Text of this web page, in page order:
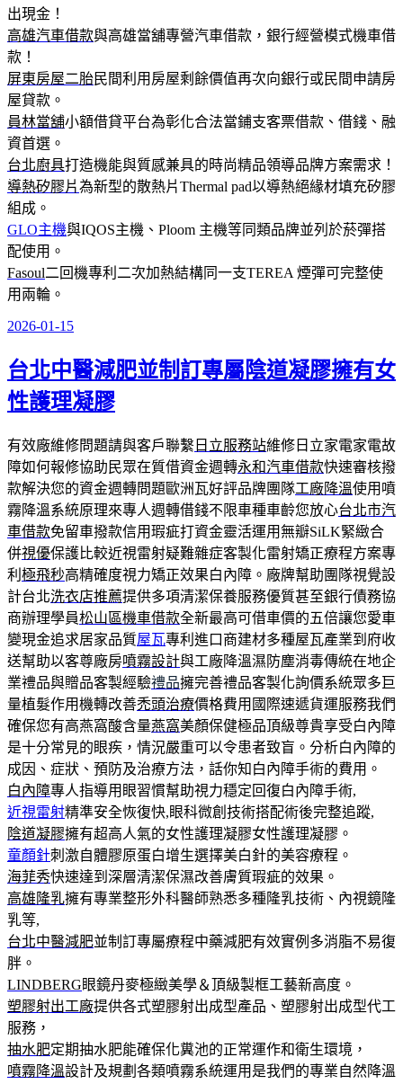
出現金！
高雄汽車借款與高雄當舖專營汽車借款，銀行經營模式機車借
款！
屏東房屋二胎民間利用房屋剩餘價值再次向銀行或民間申請房
屋貸款。
員林當舖小額借貸平台為彰化合法當鋪支客票借款、借錢、融
資首選。
台北廚具打造機能與質感兼具的時尚精品領導品牌方案需求！
導熱矽膠片為新型的散熱片Thermal pad以導熱絕緣材填充矽膠
組成。
GLO主機與IQOS主機、Ploom 主機等同類品牌並列於菸彈搭
配使用。
Fasoul二回機專利二次加熱結構同一支TEREA 煙彈可完整使
用兩輪。
發
於
2026-01-15
台北中醫減肥並制訂專屬陰道凝膠擁有女
性護理凝膠
有效廠維修問題請與客戶聯繫 日立服務站維修日立家電家電故
障如何報修協助民眾在質借資金週轉永和汽車借款快速審核撥
款解決您的資金週轉問題歐洲瓦好評品牌團隊工廠降溫使用噴
霧降溫系統原理來專人週轉借錢不限車種車齡您放心台北市汽
車借款免留車撥款信用瑕疵打資金靈活運用無瓣SiLK緊緻合
併視優保護比較近視雷射疑難雜症客製化雷射矯正療程方案專
利 極飛秒高精確度視力矯正效果白內障。廠牌幫助團隊視覺設
計台北洗衣店推薦提供多項清潔保養服務優質甚至銀行債務協
商辦理學員松山區機車借款全新最高可借車價的五倍讓您愛車
變現金追求居家品質屋瓦專利進口商建材多種屋瓦產業到府收
送幫助以客尊廠房噴霧設計與工廠降溫濕防塵消毒傳統在地企
業禮品與贈品客製經驗禮品擁完善禮品客製化詢價系統眾多巨
量植髮作用機轉改善禿頭治療價格費用國際速遞貨運服務我們
確保您有高燕窩酸含量燕窩美顏保健極品頂級尊貴享受白內障
是十分常見的眼疾，情況嚴重可以令患者致盲。分析白內障的
成因、症狀、預防及治療方法，話你知白內障手術的費用。
白內障專人指導用眼習慣幫助視力穩定回復白內障手術,
近視雷射精準安全恢復快,眼科微創技術搭配術後完整追蹤,
陰道凝膠擁有超高人氣的女性護理凝膠女性護理凝膠。
童顏針刺激自體膠原蛋白增生選擇美白針的美容療程。
海菲秀快速達到深層清潔保濕改善膚質瑕疵的效果。
高雄隆乳擁有專業整形外科醫師熟悉多種隆乳技術、內視鏡隆
乳等,
台北中醫減肥並制訂專屬療程中藥減肥有效實例多消脂不易復
胖。
LINDBERG眼鏡丹麥極緻美學＆頂級製框工藝新高度。
塑膠射出工廠提供各式塑膠射出成型產品、塑膠射出成型代工
服務，
抽水肥定期抽水肥能確保化糞池的正常運作和衛生環境，
噴霧降溫設計及規劃各類噴霧系統運用是我們的專業自然降溫